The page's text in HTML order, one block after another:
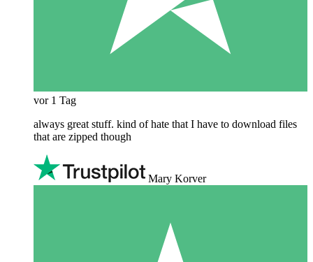
vor 1 Tag
always great stuff. kind of hate that I have to download files
that are zipped though
Mary Korver